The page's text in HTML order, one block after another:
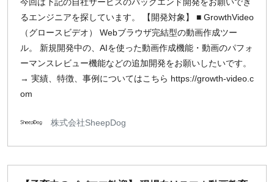
るエンジニアを探しています。 【開発対象】 ■ GrowthVideo
（グロースビデオ） Webブラウザ完結型の動画作成ツー
ル。 新規開発中の、AIを使った動画作成機能・動画のパフォ
ーマンスレビュー機能などの追加開発をお願いしたいです。
→ 実績、特徴、事例についてはこちら https://growth-video.c
om
株式会社SheepDog